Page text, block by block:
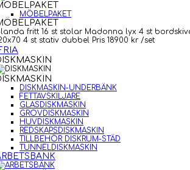
MÖBELPAKET
fritt 16 st stolar Madonna lyx 4 st
4 st stativ dubbel Pris 18900 kr /set
DISKMASKIN-UNDERBÄNK
FETTAVSKILJARE
GLASDISKMASKIN
GROVDISKMASKIN
HUVDISKMASKIN
REDSKAPSDISKMASKIN
TILLBEHÖR DISKRUM-STÄD
TUNNELDISKMASKIN